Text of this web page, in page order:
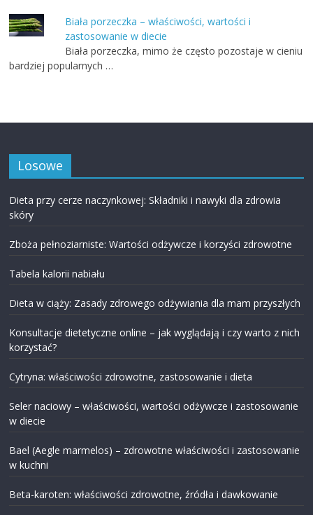
Biała porzeczka – właściwości, wartości i
zastosowanie w diecie
Biała porzeczka, mimo że często pozostaje w cieniu
bardziej popularnych …
Losowe
Dieta przy cerze naczynkowej: Składniki i nawyki dla zdrowia
skóry
Zboża pełnoziarniste: Wartości odżywcze i korzyści zdrowotne
Tabela kalorii nabiału
Dieta w ciąży: Zasady zdrowego odżywiania dla mam przyszłych
Konsultacje dietetyczne online – jak wyglądają i czy warto z nich
korzystać?
Cytryna: właściwości zdrowotne, zastosowanie i dieta
Seler naciowy – właściwości, wartości odżywcze i zastosowanie
w diecie
Bael (Aegle marmelos) – zdrowotne właściwości i zastosowanie
w kuchni
Beta-karoten: właściwości zdrowotne, źródła i dawkowanie